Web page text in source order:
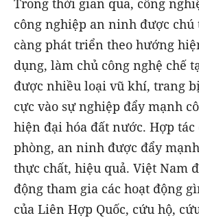
công nghiệp an ninh được chú
càng phát triển theo hướng
dụng, làm chủ công nghệ chế
được nhiều loại vũ khí, trang
cực vào sự nghiệp đẩy mạnh
hiện đại hóa đất nước. Hợp tác
phòng, an ninh được đẩy
thực chất, hiệu quả. Việt Nam
động tham gia các hoạt động
của Liên Hợp Quốc, cứu hộ,